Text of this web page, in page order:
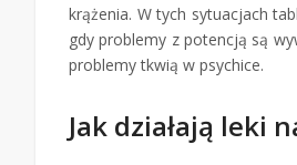
krążenia. W tych sytuacjach
gdy problemy z potencją są
problemy tkwią w psychice.
Jak działają leki